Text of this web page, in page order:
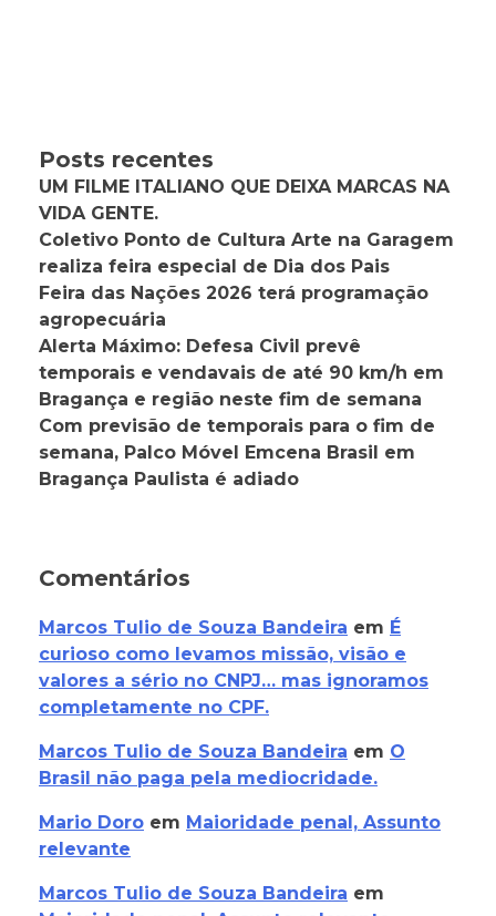
Posts recentes
UM FILME ITALIANO QUE DEIXA MARCAS NA
VIDA GENTE.
Coletivo Ponto de Cultura Arte na Garagem
realiza feira especial de Dia dos Pais
Feira das Nações 2026 terá programação
agropecuária
Alerta Máximo: Defesa Civil prevê
temporais e vendavais de até 90 km/h em
Bragança e região neste fim de semana
Com previsão de temporais para o fim de
semana, Palco Móvel Emcena Brasil em
Bragança Paulista é adiado
Comentários
Marcos Tulio de Souza Bandeira em É
curioso como levamos missão, visão e
valores a sério no CNPJ… mas ignoramos
completamente no CPF.
Marcos Tulio de Souza Bandeira em O
Brasil não paga pela mediocridade.
Mario Doro em Maioridade penal, Assunto
relevante
Marcos Tulio de Souza Bandeira em